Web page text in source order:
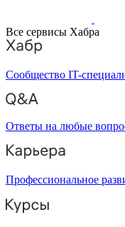
Все сервисы Хабра
Сообщество IT-
Ответы на любые
Профессиональное